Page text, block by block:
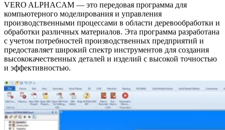
VERO ALPHACAM — это передовая программа для
компьютерного моделирования и управления
производственными процессами в области деревообработки и
обработки различных материалов. Эта программа разработана
с учетом потребностей производственных предприятий и
предоставляет широкий спектр инструментов для создания
высококачественных деталей и изделий с высокой точностью
и эффективностью.